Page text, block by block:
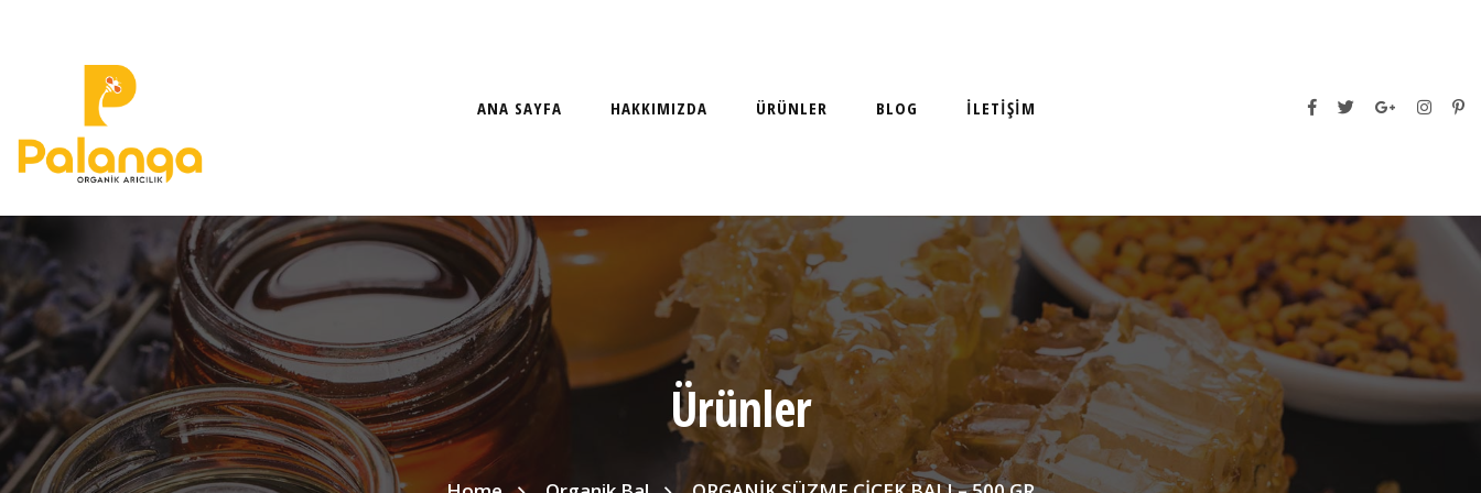
ANA SAYFA HAKKIMIZDA ÜRÜNLER BLOG İLETIŞIM
Ürünler